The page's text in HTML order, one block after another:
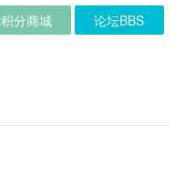
积分商城 论坛BBS